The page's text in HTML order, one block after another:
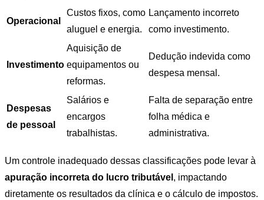
Operacional
Custos fixos, como
aluguel e energia.
Lançamento incorreto
como investimento.
Investimento
Aquisição de
equipamentos ou
reformas.
Dedução indevida como
despesa mensal.
Despesas
de pessoal
Salários e
encargos
trabalhistas.
Falta de separação entre
folha médica e
administrativa.
Um controle inadequado dessas classificações pode levar à
apuração incorreta do lucro tributável , impactando
diretamente os resultados da clínica e o cálculo de impostos.